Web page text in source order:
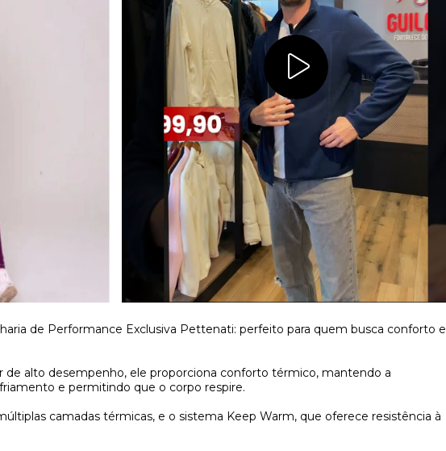
de Performance Exclusiva Pettenati: perfeito para quem busca conforto e
alto desempenho, ele proporciona conforto térmico, mantendo a
e permitindo que o corpo respire.
camadas térmicas, e o sistema Keep Warm, que oferece resistência à